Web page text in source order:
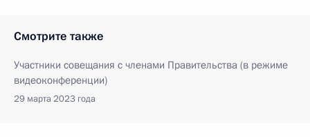
Смотрите также
Участники совещания с членами Правительства (в режиме
видеоконференции)
29 марта 2023 года